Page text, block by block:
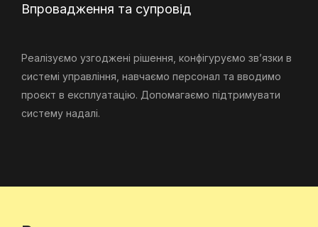
Впровадження та супровід
Реалізуємо узгоджені рішення, конфігуруємо зв’язки в
системі управління, навчаємо персонал та вводимо
проєкт в експлуатацію. Допомагаємо підтримувати
систему надалі.